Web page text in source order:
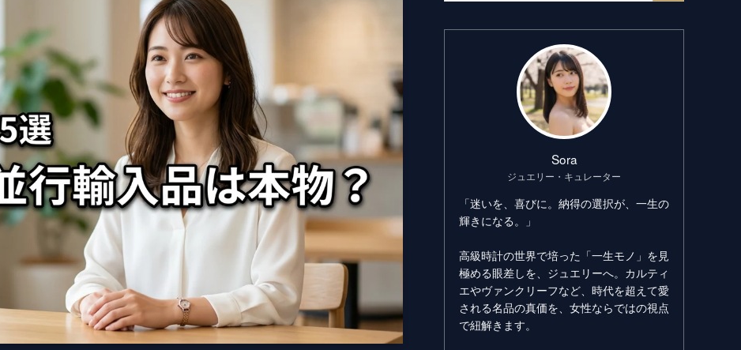
Sora
ジュエリー・キュレーター
「迷いを、喜びに。納得の選択が、一生の
輝きになる。」
高級時計の世界で培った「一生モノ」を見
極める眼差しを、ジュエリーへ。カルティ
エやヴァンクリーフなど、時代を超えて愛
される名品の真価を、女性ならではの視点
で紐解きます。